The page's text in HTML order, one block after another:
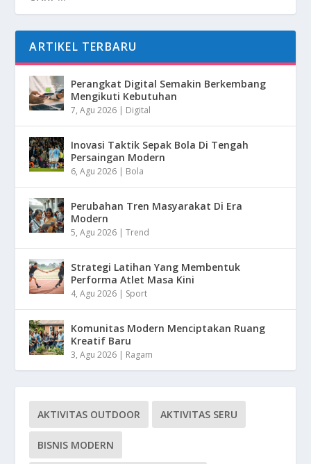
ARTIKEL TERBARU
Perangkat Digital Semakin Berkembang
Mengikuti Kebutuhan
7, Agu 2026 | Digital
Inovasi Taktik Sepak Bola Di Tengah
Persaingan Modern
6, Agu 2026 | Bola
Perubahan Tren Masyarakat Di Era
Modern
5, Agu 2026 |Trend
Strategi Latihan Yang Membentuk
Performa Atlet Masa Kini
4, Agu 2026 | Sport
Komunitas Modern Menciptakan Ruang
Kreatif Baru
3, Agu 2026 | Ragam
AKTIVITAS OUTDOOR AKTIVITAS SERU
BISNIS MODERN